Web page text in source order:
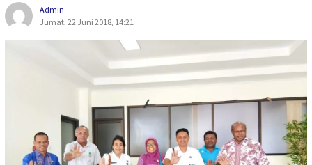
Admin
Jumat, 22 Juni 2018, 14:21